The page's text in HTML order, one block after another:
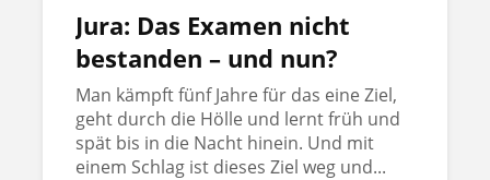
Jura: Das Examen nicht
bestanden – und nun?
Man kämpft fünf Jahre für das eine Ziel,
geht durch die Hölle und lernt früh und
spät bis in die Nacht hinein. Und mit
einem Schlag ist dieses Ziel weg und...